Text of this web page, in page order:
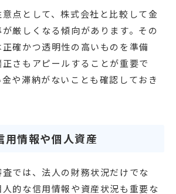
点として、株式会社と比較して金
厳しくなる傾向があります。その
確かつ透明性の高いものを準備
さもアピールすることが重要で
や滞納がないことも確認しておき
用情報や個人資産
では、法人の財務状況だけでな
的な信用情報や資産状況も重要な